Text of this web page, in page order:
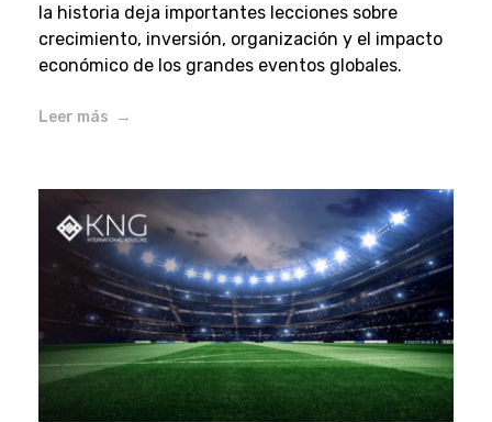
la historia deja importantes lecciones sobre
crecimiento, inversión, organización y el impacto
económico de los grandes eventos globales.
Leer más